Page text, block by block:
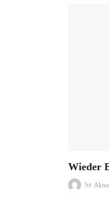
Wieder
by